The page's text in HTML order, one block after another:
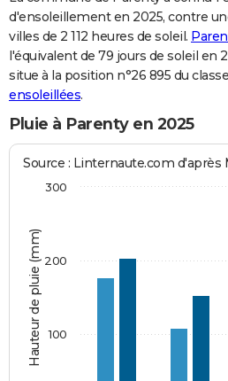
d'ensoleillement en 2025, contre
villes de 2 112 heures de soleil.
l'équivalent de 79 jours de soleil en
situe à la position n°26 895 du
ensoleillées.
Pluie à Parenty en 2025
Hauteur de pluie (mm)
Source : Linternaute.com d'après
100
200
300